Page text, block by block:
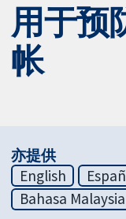
用于预
帐
亦提供
English
Bahasa Malaysia